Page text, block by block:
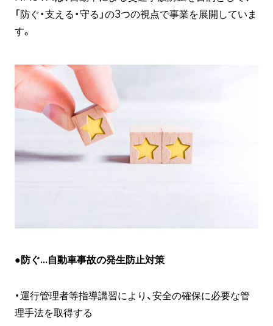
「防ぐ・支える・守る」の3つの視点で事業を展開していま
す。
●防ぐ…自動車事故の発生防止対策
・運行管理者等指導講習により、安全の確保に必要な管
理手法を取得する